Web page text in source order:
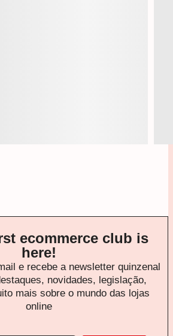
ecommerce club is
here!
e recebe a newsletter quinzenal
novidades, legislação,
mais sobre o mundo das lojas
online